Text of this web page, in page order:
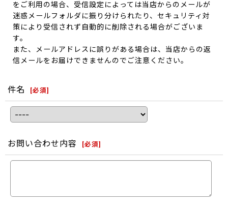
をご利用の場合、受信設定によっては当店からのメールが
迷惑メールフォルダに振り分けられたり、セキュリティ対
策により受信されず自動的に削除される場合がございま
す。
また、メールアドレスに誤りがある場合は、当店からの返
信メールをお届けできませんのでご注意ください。
件名 [必須]
お問い合わせ内容 [必須]